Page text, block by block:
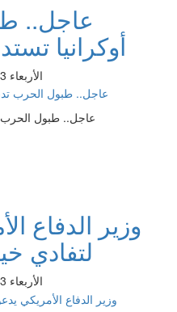
عاجل..
أوكرانيا
الأربعاء 23 فبراير 2022 02:27 مساءً
عاجل.. طبول الحرب
وزير الدفاع
لتفادي
الأربعاء 23 فبراير 2022 02:27 مساءً